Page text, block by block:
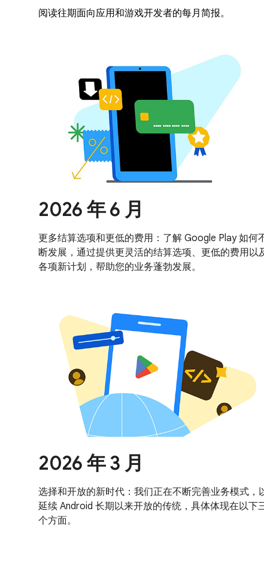
阅读往期面向应用和游戏开发者的每月简报。
2026 年 6 月
更多结算选项和更低的费用：了解 Google Play 如何
断发展，通过提供更灵活的结算选项、更低的费用以
各项新计划，帮助您的业务蓬勃发展。
2026 年 3 月
选择和开放的新时代：我们正在不断完善业务模式，
延续 Android 长期以来开放的传统，具体体现在以下
个方面。